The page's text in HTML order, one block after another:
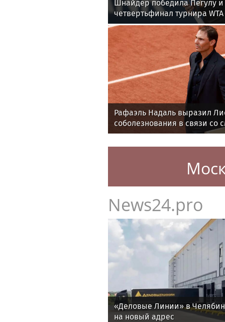
Шнайдер победила Пегулу
четвертьфинал турнира
Рафаэль Надаль выразил
соболезнования в связи со
News24.pro
«Деловые Линии» в
на новый адрес